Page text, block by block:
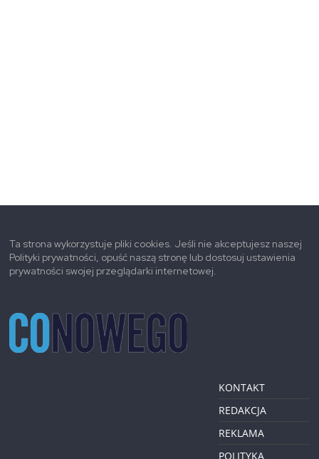
Ta strona wykorzystuje pliki cookies. Jeśli nie akceptujesz naszej
Polityki prywatności, opuść naszą stronę lub dostosuj ustawienia
prywatności swojej przeglądarki internetowej.
KONTAKT
REDAKCJA
REKLAMA
POLITYKA